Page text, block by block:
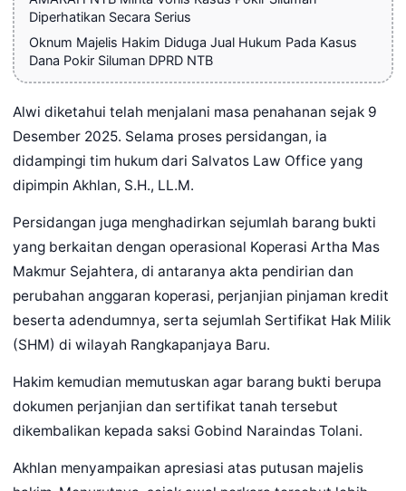
Diperhatikan Secara Serius
Oknum Majelis Hakim Diduga Jual Hukum Pada Kasus
Dana Pokir Siluman DPRD NTB
Alwi diketahui telah menjalani masa penahanan sejak 9
Desember 2025. Selama proses persidangan, ia
didampingi tim hukum dari Salvatos Law Office yang
dipimpin Akhlan, S.H., LL.M.
Persidangan juga menghadirkan sejumlah barang bukti
yang berkaitan dengan operasional Koperasi Artha Mas
Makmur Sejahtera, di antaranya akta pendirian dan
perubahan anggaran koperasi, perjanjian pinjaman kredit
beserta adendumnya, serta sejumlah Sertifikat Hak Milik
(SHM) di wilayah Rangkapanjaya Baru.
Hakim kemudian memutuskan agar barang bukti berupa
dokumen perjanjian dan sertifikat tanah tersebut
dikembalikan kepada saksi Gobind Naraindas Tolani.
Akhlan menyampaikan apresiasi atas putusan majelis